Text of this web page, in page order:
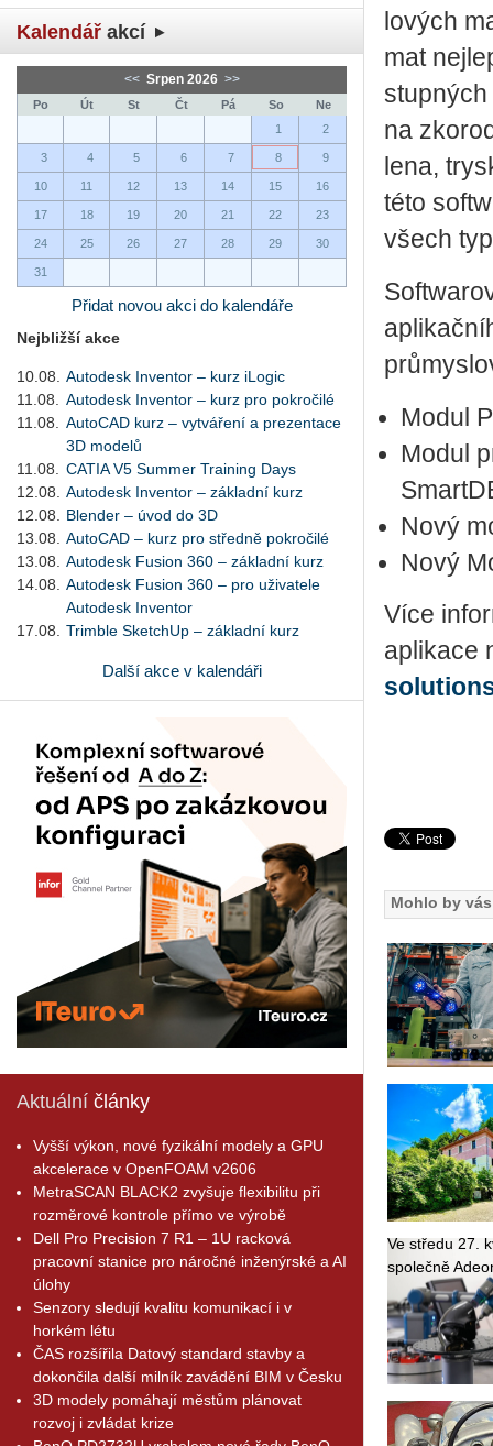
Kalendář akcí
<< Srpen 2026 >>
Po Út St Čt Pá So
Ne
1
2
3 4 5 6 7 8 9
10 11 12 13 14 15 16
17 18 19 20 21 22 23
24 25 26 27 28 29 30
31
Přidat novou akci do kalendáře
Nejbližší akce
10.08.
Autodesk Inventor – kurz iLogic
11.08.
Autodesk Inventor – kurz pro pokročilé
11.08.
AutoCAD kurz – vytváření a prezentace
3D modelů
11.08.
CATIA V5 Summer Training Days
12.08.
Autodesk Inventor – základní kurz
12.08.
Blender – úvod do 3D
13.08.
AutoCAD – kurz pro středně pokročilé
13.08.
Autodesk Fusion 360 – základní kurz
14.08.
Autodesk Fusion 360 – pro uživatele
Autodesk Inventor
17.08.
Trimble SketchUp – základní kurz
Další akce v kalendáři
Aktuální články
Vyšší výkon, nové fyzikální modely a GPU
akcelerace v OpenFOAM v2606
MetraSCAN BLACK2 zvyšuje flexibilitu při
rozměrové kontrole přímo ve výrobě
Dell Pro Precision 7 R1 – 1U racková
pracovní stanice pro náročné inženýrské a AI
úlohy
Senzory sledují kvalitu komunikací i v
horkém létu
ČAS rozšířila Datový standard stavby a
dokončila další milník zavádění BIM v Česku
3D modely pomáhají městům plánovat
rozvoj i zvládat krize
lo­vých
mat
na
le­na,
této
všech
Modul
Modul
Nový
Nový
Více
aplikace
Mohlo by
Ve stře­du 27.
spo­leč­ně